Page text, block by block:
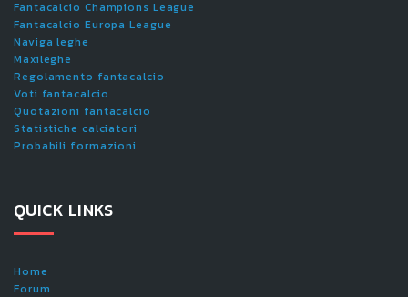
Fantacalcio Champions League
Fantacalcio Europa League
Naviga leghe
Maxileghe
Regolamento fantacalcio
Voti fantacalcio
Quotazioni fantacalcio
Statistiche calciatori
Probabili formazioni
QUICK LINKS
Home
Forum